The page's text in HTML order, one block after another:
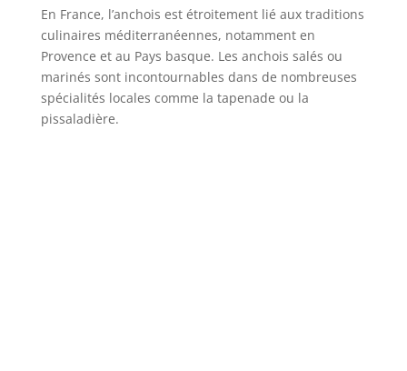
En France, l’anchois est étroitement lié aux traditions
culinaires méditerranéennes, notamment en
Provence et au Pays basque. Les anchois salés ou
marinés sont incontournables dans de nombreuses
spécialités locales comme la tapenade ou la
pissaladière.